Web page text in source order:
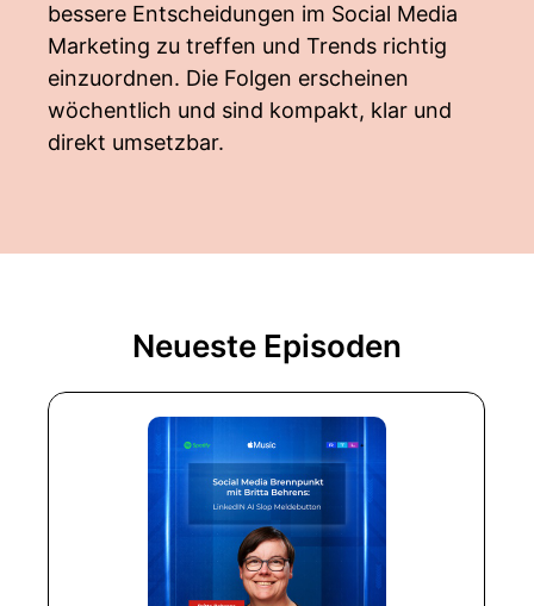
bessere Entscheidungen im Social Media
Marketing zu treffen und Trends richtig
einzuordnen. Die Folgen erscheinen
wöchentlich und sind kompakt, klar und
direkt umsetzbar.
Neueste Episoden